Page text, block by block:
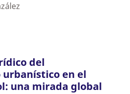
del
en el
una mirada global